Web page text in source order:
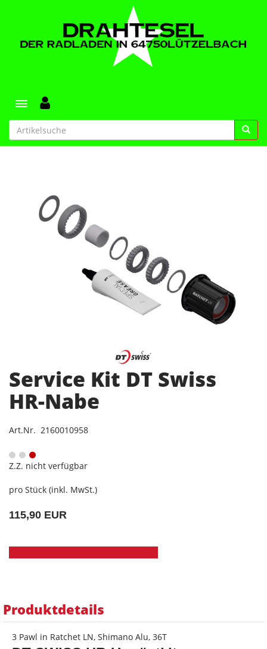
Toggle navigation
Service Kit DT Swiss
HR-Nabe
Art.Nr. 2160010958
Z.Z. nicht verfügbar
pro Stück (inkl. MwSt.)
115,90 EUR
Produktdetails
3 Pawl in Ratchet LN, Shimano Alu, 36T